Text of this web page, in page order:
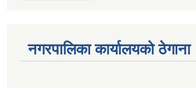
सिभिल बैंक, मेलम्ची
011401055
नगरपालिका कार्यालयको ठेगाना